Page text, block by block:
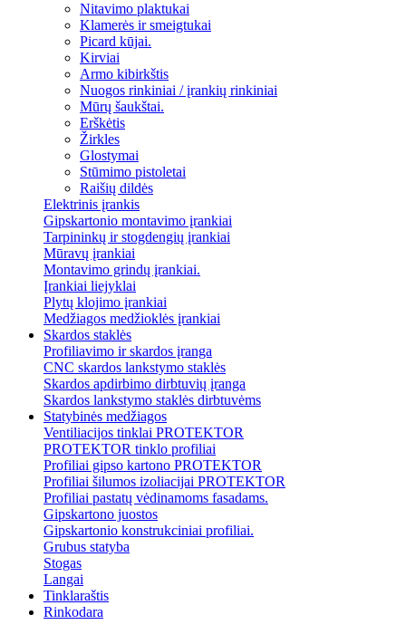
Nitavimo plaktukai
Klamerės ir smeigtukai
Picard kūjai.
Kirviai
Armo kibirkštis
Nuogos rinkiniai / įrankių rinkiniai
Mūrų šaukštai.
Erškėtis
Žirkles
Glostymai
Stūmimo pistoletai
Raišių dildės
Elektrinis įrankis
Gipskartonio montavimo įrankiai
Tarpininkų ir stogdengių įrankiai
Mūravų įrankiai
Montavimo grindų įrankiai.
Įrankiai liejyklai
Plytų klojimo įrankiai
Medžiagos medžioklės įrankiai
Skardos staklės
Profiliavimo ir skardos įranga
CNC skardos lankstymo staklės
Skardos apdirbimo dirbtuvių įranga
Skardos lankstymo staklės dirbtuvėms
Statybinės medžiagos
Ventiliacijos tinklai PROTEKTOR
PROTEKTOR tinklo profiliai
Profiliai gipso kartono PROTEKTOR
Profiliai šilumos izoliacijai PROTEKTOR
Profiliai pastatų vėdinamoms fasadams.
Gipskartono juostos
Gipskartonio konstrukciniai profiliai.
Grubus statyba
Stogas
Langai
Tinklaraštis
Rinkodara